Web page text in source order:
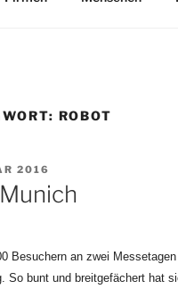
ROBOT
2016
Besuchern an zwei
So bunt und breitgefächert hat